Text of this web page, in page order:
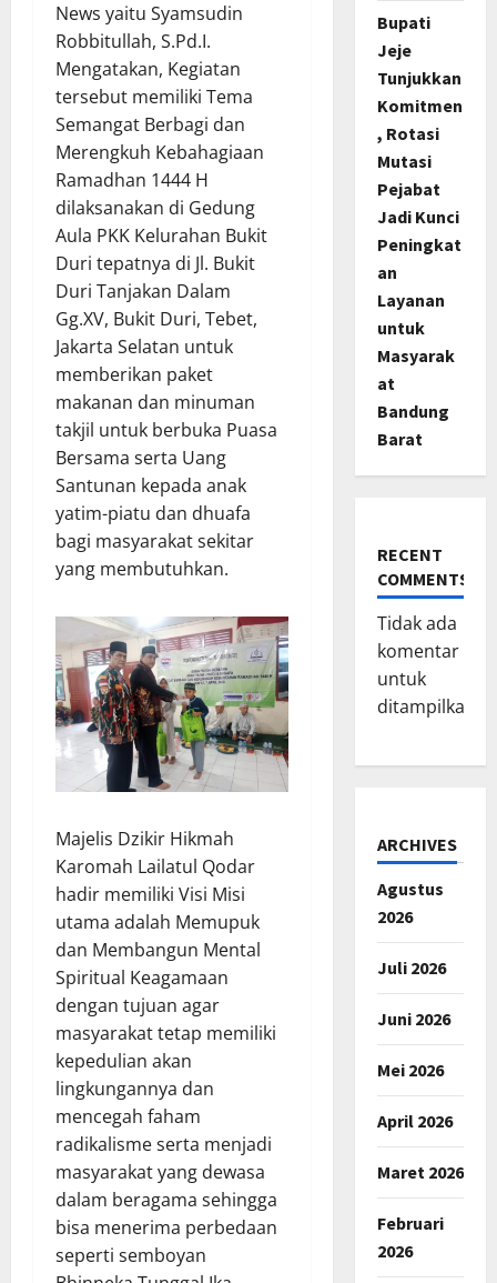
News yaitu Syamsudin
Robbitullah, S.Pd.I.
Mengatakan, Kegiatan
tersebut memiliki Tema
Semangat Berbagi dan
Merengkuh Kebahagiaan
Ramadhan 1444 H
dilaksanakan di Gedung
Aula PKK Kelurahan Bukit
Duri tepatnya di Jl. Bukit
Duri Tanjakan Dalam
Gg.XV, Bukit Duri, Tebet,
Jakarta Selatan untuk
memberikan paket
makanan dan minuman
takjil untuk berbuka Puasa
Bersama serta Uang
Santunan kepada anak
yatim-piatu dan dhuafa
bagi masyarakat sekitar
yang membutuhkan.
Majelis Dzikir Hikmah
Karomah Lailatul Qodar
hadir memiliki Visi Misi
utama adalah Memupuk
dan Membangun Mental
Spiritual Keagamaan
dengan tujuan agar
masyarakat tetap memiliki
kepedulian akan
lingkungannya dan
mencegah faham
radikalisme serta menjadi
masyarakat yang dewasa
dalam beragama sehingga
bisa menerima perbedaan
seperti semboyan
Bupati
Jeje
Tunjukkan
Komitmen
, Rotasi
Mutasi
Pejabat
Jadi Kunci
Peningkat
an
Layanan
untuk
Masyarak
at
Bandung
Barat
RECENT
COMMENTS
Tidak ada
komentar
untuk
ditampilkan.
ARCHIVES
Agustus
2026
Juli 2026
Juni 2026
Mei 2026
April 2026
Maret 2026
Februari
2026